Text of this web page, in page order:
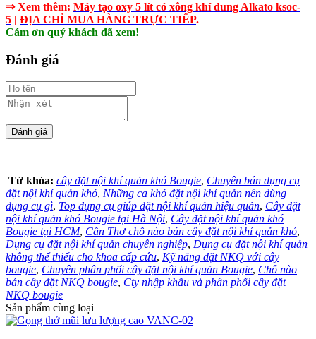
⇒ Xem thêm: Máy tạo oxy 5 lít có xông khí dung Alkato ksoc-
5 | ĐỊA CHỈ MUA HÀNG TRỰC TIẾP.
Cám ơn quý khách đã xem!
Đánh giá
Từ khóa: cây đặt nội khí quản khó Bougie, Chuyên bán dụng cụ
đặt nội khí quản khó, Những ca khó đặt nội khí quản nên dùng
dụng cụ gì, Top dụng cụ giúp đặt nội khí quản hiệu quản, Cây đặt
nội khí quản khó Bougie tại Hà Nội, Cây đặt nội khí quản khó
Bougie tại HCM, Cần Thơ chỗ nào bán cây đặt nội khí quản khó,
Dụng cụ đặt nội khí quản chuyên nghiệp, Dụng cụ đặt nội khí quản
không thể thiếu cho khoa cấp cứu, Kỹ năng đặt NKQ với cây
bougie, Chuyên phân phối cây đặt nội khí quản Bougie, Chỗ nào
bán cây đặt NKQ bougie, Cty nhập khẩu và phân phối cây đặt
NKQ bougie
Sản phẩm cùng loại